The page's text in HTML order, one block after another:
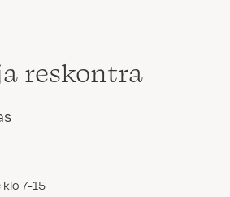
reskontra
7-15